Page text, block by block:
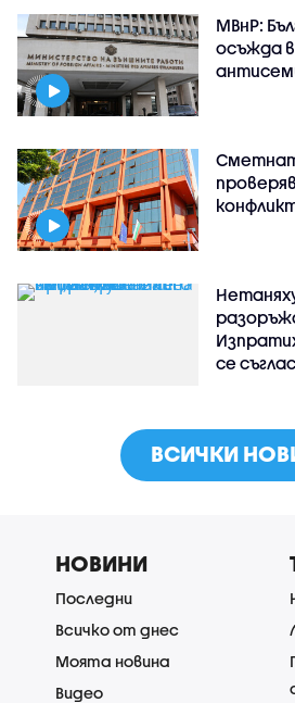
МВнР:
осъжда
се
ВСИЧКИ
НОВИНИ
Последни
Всичко от днес
Моята новина
Видео